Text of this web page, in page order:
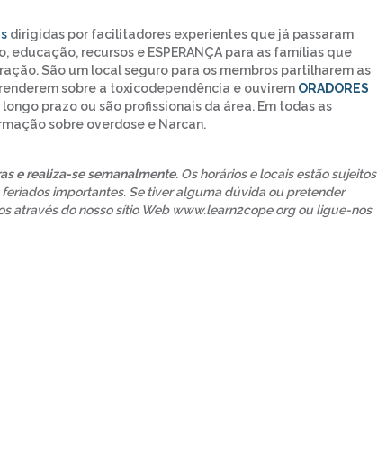
dirigidas por facilitadores experientes que já passaram
educação, recursos e ESPERANÇA para as famílias que
São um local seguro para os membros partilharem as
sobre a toxicodependência e ouvirem ORADORES
prazo ou são profissionais da área. Em todas as
sobre overdose e Narcan.
e realiza-se semanalmente. Os horários e locais estão sujeitos
feriados importantes. Se tiver alguma dúvida ou pretender
através do nosso sítio Web www.learn2cope.org ou ligue-nos